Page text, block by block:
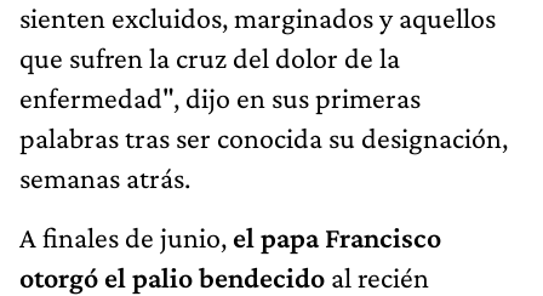
sienten excluidos, marginados y aquellos
que sufren la cruz del dolor de la
enfermedad", dijo en sus primeras
palabras tras ser conocida su designación,
semanas atrás.
A finales de junio, el papa Francisco
otorgó el palio bendecido al recién